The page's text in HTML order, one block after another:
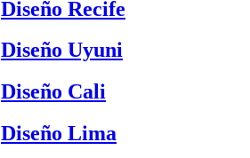
Diseño Recife
Diseño Uyuni
Diseño Cali
Diseño Lima